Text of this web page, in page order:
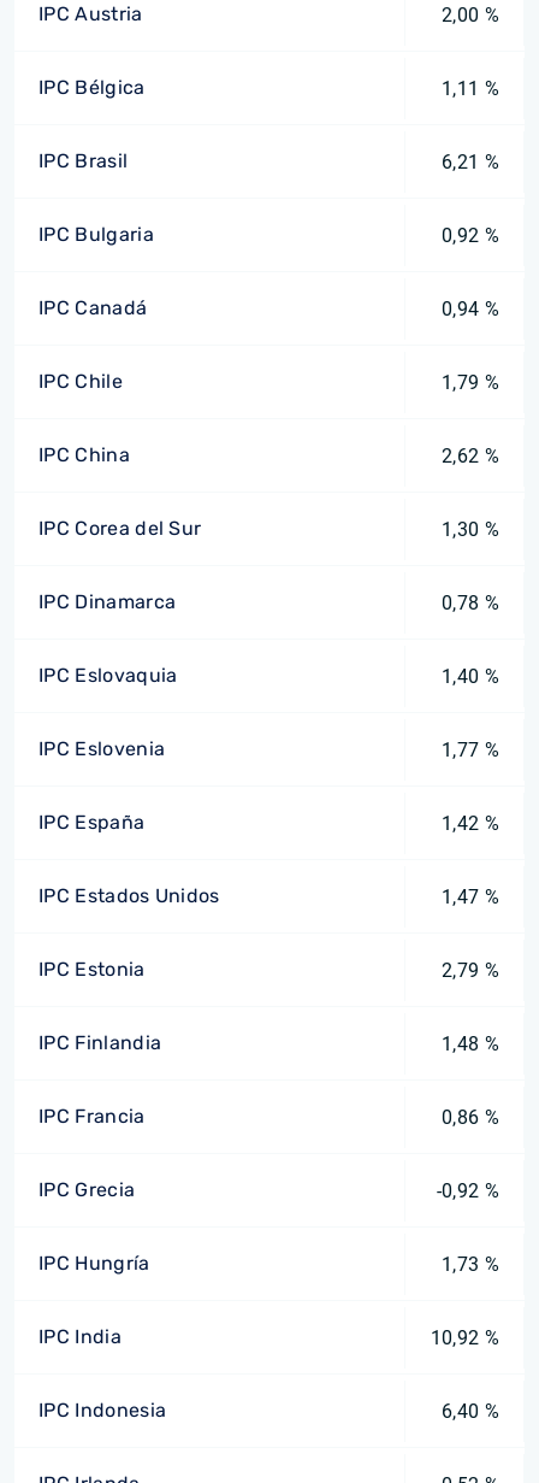
IPC Austria 2,00 %
IPC Bélgica 1,11 %
IPC Brasil 6,21 %
IPC Bulgaria 0,92 %
IPC Canadá 0,94 %
IPC Chile 1,79 %
IPC China 2,62 %
IPC Corea del Sur 1,30 %
IPC Dinamarca 0,78 %
IPC Eslovaquia 1,40 %
IPC Eslovenia 1,77 %
IPC España 1,42 %
IPC Estados Unidos 1,47 %
IPC Estonia 2,79 %
IPC Finlandia 1,48 %
IPC Francia 0,86 %
IPC Grecia -0,92 %
IPC Hungría 1,73 %
IPC India 10,92 %
IPC Indonesia 6,40 %